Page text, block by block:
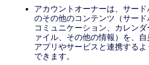
アカウントオーナーは、サー
のその他のコンテンツ（サー
コミュニケーション、カレン
ァイル、その他の情報）を、
アプリやサービスと連携する
できます。